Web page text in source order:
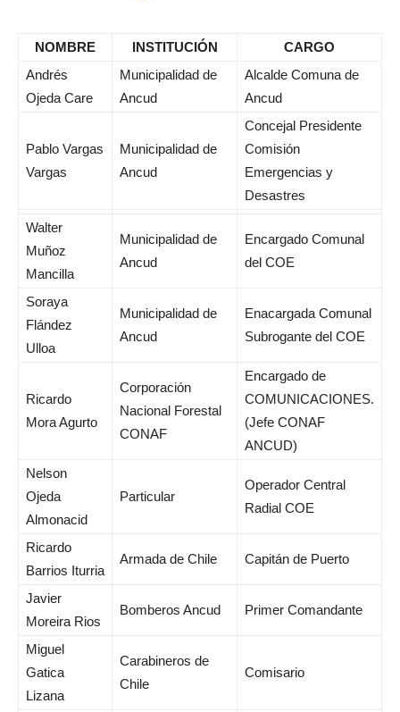
NOMBRE INSTITUCIÓN
CARGO
Andrés
Ojeda Care
Municipalidad de
Ancud
Alcalde Comuna de
Ancud
Pablo Vargas
Vargas
Municipalidad de
Ancud
Concejal Presidente
Comisión
Emergencias y
Desastres
Walter
Muñoz
Mancilla
Municipalidad de
Ancud
Encargado Comunal
del COE
Soraya
Flández
Ulloa
Municipalidad de
Ancud
Enacargada Comunal
Subrogante del COE
Ricardo
Mora Agurto
Corporación
Nacional Forestal
CONAF
Encargado de
COMUNICACIONES.
(Jefe CONAF
ANCUD)
Nelson
Ojeda
Almonacid
Particular
Operador Central
Radial COE
Ricardo
Barrios Iturria
Armada de Chile Capitán de Puerto
Javier
Moreira Rios
Bomberos Ancud Primer Comandante
Miguel
Gatica
Lizana
Carabineros de
Chile
Comisario